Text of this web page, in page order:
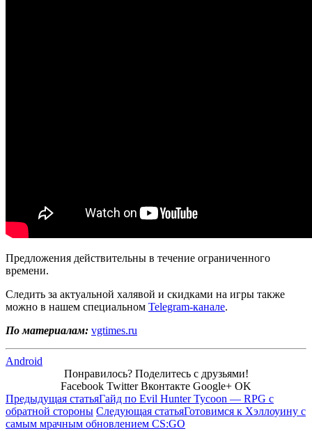
Предложения действительны в течение ограниченного
времени.
Следить за актуальной халявой и скидками на игры также
можно в нашем специальном Telegram-канале.
По материалам: vgtimes.ru
Android
Понравилось? Поделитесь с друзьями!
Facebook Twitter Вконтакте Google+ OK
Предыдущая статьяГайд по Evil Hunter Tycoon — RPG с
обратной стороны Следующая статьяГотовимся к Хэллоуину с
самым мрачным обновлением CS:GO